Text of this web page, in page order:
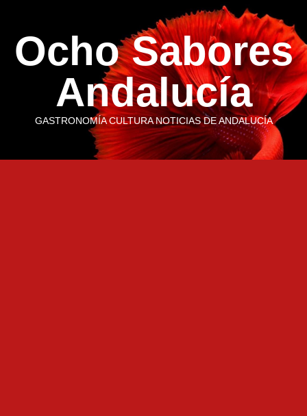
contenido
Ocho Sabores
Andalucía
GASTRONOMÍA CULTURA NOTICIAS DE ANDALUCÍA